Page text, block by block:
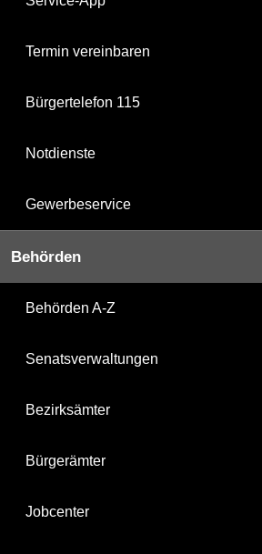
Termin vereinbaren
Bürgertelefon 115
Notdienste
Gewerbeservice
Behörden
Behörden A-Z
Senatsverwaltungen
Bezirksämter
Bürgerämter
Jobcenter